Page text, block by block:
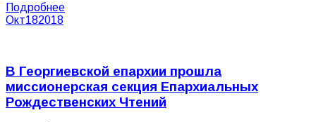
Подробнее
Окт182018
В Георгиевской епархии прошла
миссионерская секция Епархиальных
Рождественских Чтений